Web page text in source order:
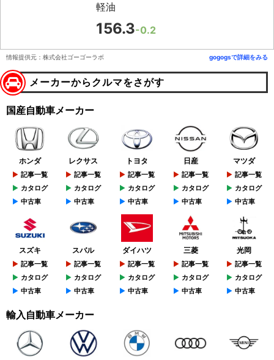
軽油
156.3-0.2
情報提供元：株式会社ゴーゴーラボ gogogsで詳細をみる
メーカーからクルマをさがす
国産自動車メーカー
ホンダ
記事一覧
カタログ
中古車
レクサス
記事一覧
カタログ
中古車
トヨタ
記事一覧
カタログ
中古車
日産
記事一覧
カタログ
中古車
マツダ
記事一覧
カタログ
中古車
スズキ
記事一覧
カタログ
中古車
スバル
記事一覧
カタログ
中古車
ダイハツ
記事一覧
カタログ
中古車
三菱
記事一覧
カタログ
中古車
光岡
記事一覧
カタログ
中古車
輸入自動車メーカー